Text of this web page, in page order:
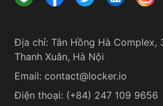
Địa chỉ: Tân Hồng Hà Complex,
Thanh Xuân, Hà Nội
Email: contact@locker.io
Điện thoại: (+84) 247 109 9656